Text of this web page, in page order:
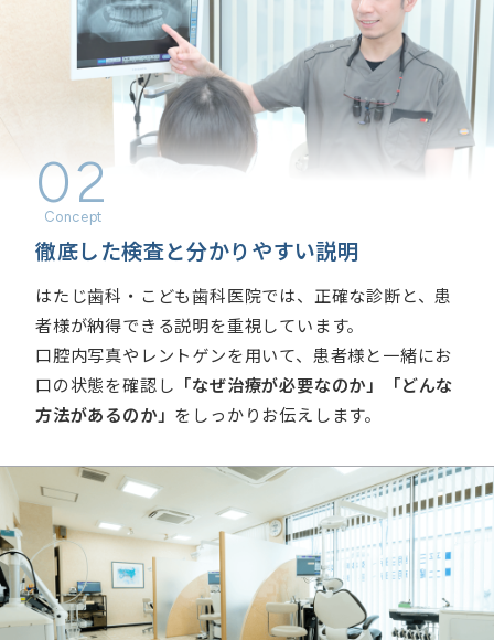
02
徹底した検査と分かりやすい説明
はたじ歯科・こども歯科医院では、正確な診断と、患
者様が納得できる説明を重視しています。
口腔内写真やレントゲンを用いて、患者様と一緒にお
口の状態を確認し 「なぜ治療が必要なのか」「どんな
方法があるのか」 をしっかりお伝えします。